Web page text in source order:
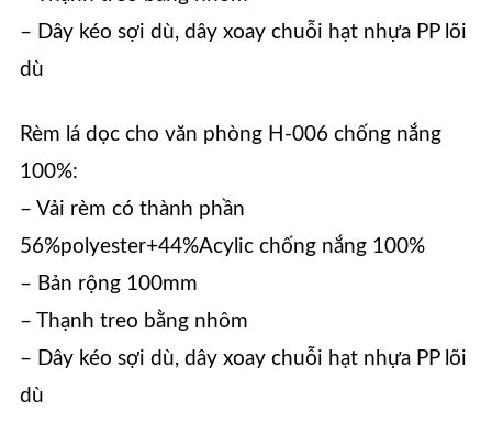
– Dây kéo sợi dù, dây xoay chuỗi hạt nhựa PP lõi
dù
Rèm lá dọc cho văn phòng H-006 chống nắng
100%:
– Vải rèm có thành phần
56%polyester+44%Acylic chống nắng 100%
– Bản rộng 100mm
– Thạnh treo bằng nhôm
– Dây kéo sợi dù, dây xoay chuỗi hạt nhựa PP lõi
dù